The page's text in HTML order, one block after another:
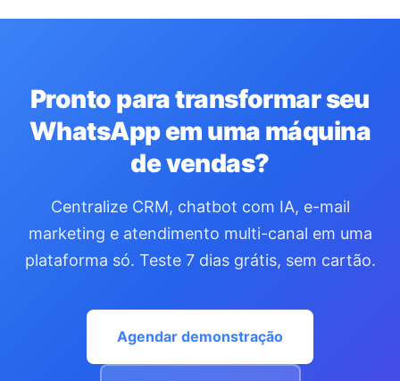
Pronto para transformar seu
WhatsApp em uma máquina
de vendas?
Centralize CRM, chatbot com IA, e-mail
marketing e atendimento multi-canal em uma
plataforma só. Teste 7 dias grátis, sem cartão.
Agendar demonstração